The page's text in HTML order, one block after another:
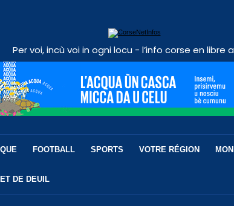
Per voi, incù voi in ogni locu - l’info corse en libre
FOOTBALL SPORTS VOTRE RÉGION
DE DEUIL